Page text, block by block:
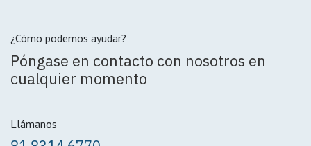
¿Cómo podemos ayudar?
Póngase en contacto con nosotros en
cualquier momento
Llámanos